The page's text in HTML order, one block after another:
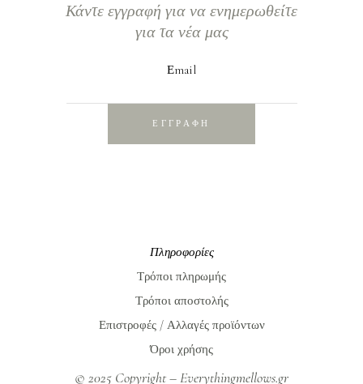
Κάντε εγγραφή για να ενημερωθείτε
για τα νέα μας
Εmail
ΕΓΓΡΑΦΗ
Πληροφορίες
Τρόποι πληρωμής
Τρόποι αποστολής
Επιστροφές / Αλλαγές προϊόντων
Όροι χρήσης
© 2025 Copyright – Everythingmellows.gr